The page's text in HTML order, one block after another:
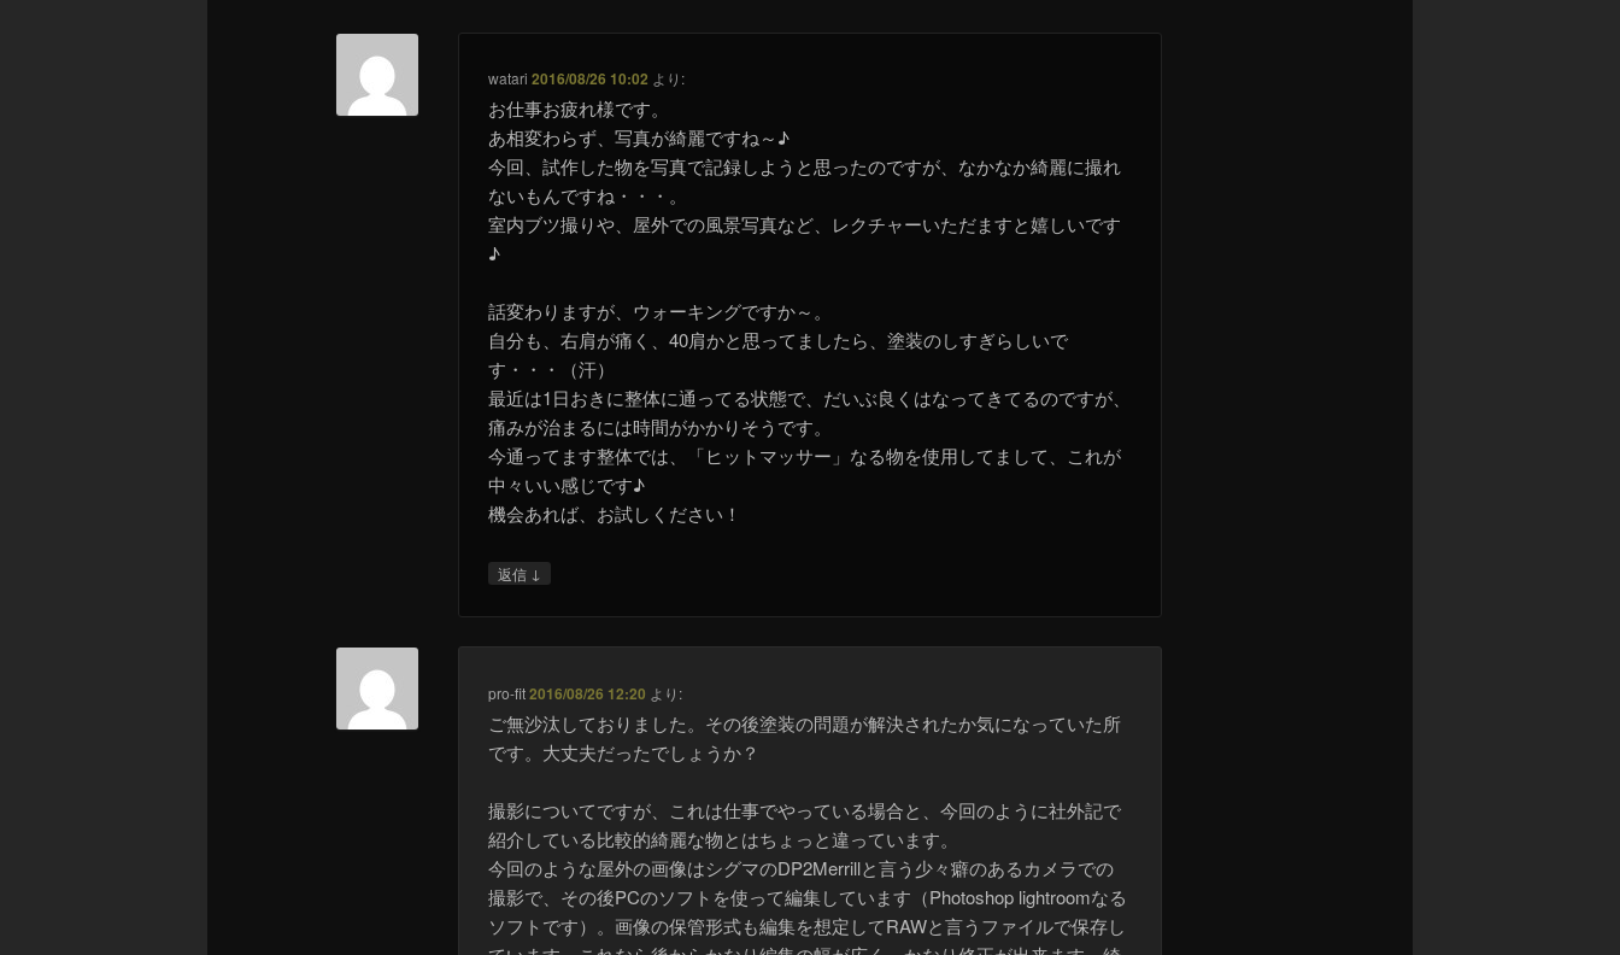
watari 2016/08/26 10:02 より:
お仕事お疲れ様です。
あ相変わらず、写真が綺麗ですね～♪
今回、試作した物を写真で記録しようと思ったのですが、なかなか綺麗に撮れ
ないもんですね・・・。
室内ブツ撮りや、屋外での風景写真など、レクチャーいただますと嬉しいです
♪
話変わりますが、ウォーキングですか～。
自分も、右肩が痛く、40肩かと思ってましたら、塗装のしすぎらしいで
す・・・（汗）
最近は1日おきに整体に通ってる状態で、だいぶ良くはなってきてるのですが、
痛みが治まるには時間がかかりそうです。
今通ってます整体では、「ヒットマッサー」なる物を使用してまして、これが
中々いい感じです♪
機会あれば、お試しください！
返信 ↓
pro-fit2016/08/26 12:20 より:
ご無沙汰しておりました。その後塗装の問題が解決されたか気になっていた所
です。大丈夫だったでしょうか？
撮影についてですが、これは仕事でやっている場合と、今回のように社外記で
紹介している比較的綺麗な物とはちょっと違っています。
今回のような屋外の画像はシグマのDP2Merrillと言う少々癖のあるカメラでの
撮影で、その後PCのソフトを使って編集しています（Photoshop lightroomなる
ソフトです）。画像の保管形式も編集を想定してRAWと言うファイルで保存し